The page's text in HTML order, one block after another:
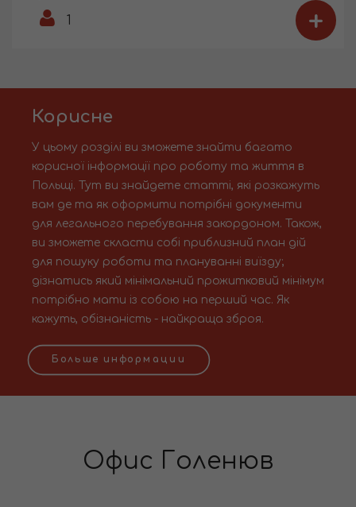
1
+
Корисне
У цьому розділі ви зможете знайти багато
корисної інформації про роботу та життя в
Польщі. Тут ви знайдете статті, які розкажуть
вам де та як оформити потрібні документи
для легального перебування закордоном. Також,
ви зможете скласти собі приблизний план дій
для пошуку роботи та плануванні виїзду;
дізнатись який мінімальний прожитковий мінімум
потрібно мати із собою на перший час. Як
кажуть, обізнаність - найкраща зброя.
Больше информации
Офис Голенюв